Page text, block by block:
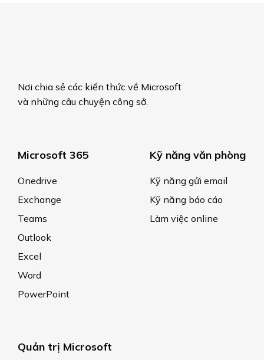
Nơi chia sẻ các kiến thức về Microsoft
và những câu chuyện công sở.
Microsoft 365
Onedrive
Exchange
Teams
Outlook
Excel
Word
PowerPoint
Kỹ năng văn phòng
Kỹ năng gửi email
Kỹ năng báo cáo
Làm việc online
Quản trị Microsoft